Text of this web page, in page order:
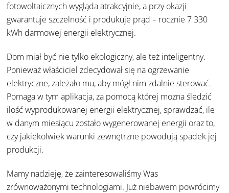
fotowoltaicznych wygląda atrakcyjnie, a przy okazji
gwarantuje szczelność i produkuje prąd – rocznie 7 330
kWh darmowej energii elektrycznej.
Dom miał być nie tylko ekologiczny, ale też inteligentny.
Ponieważ właściciel zdecydował się na ogrzewanie
elektryczne, zależało mu, aby mógł nim zdalnie sterować.
Pomaga w tym aplikacja, za pomocą której można śledzić
ilość wyprodukowanej energii elektrycznej, sprawdzać, ile
w danym miesiącu zostało wygenerowanej energii oraz to,
czy jakiekolwiek warunki zewnętrzne powodują spadek jej
produkcji.
Mamy nadzieję, że zainteresowaliśmy Was
zrównoważonymi technologiami. Już niebawem powrócimy